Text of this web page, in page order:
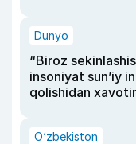
Dunyo
“Biroz
insoniyat sun’iy
qolishidan
O‘zbekiston